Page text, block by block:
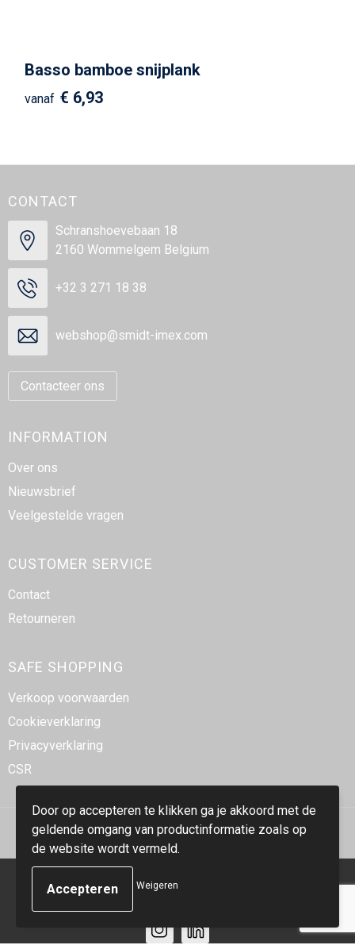
Basso bamboe snijplank
vanaf € 6,93
CONTACT
Schranshoevebaan 18
2160 Wommelgem Belgium
+32 3 271 18 38
webshop@smidt-imex.com
Contacteer ons
INFORMATION
Over ons
Nieuwsbrief
Veelgestelde vragen
CUSTOMER SERVICE
Contact
Retourneren
SAFE SHOPPING
Verkoop voorwaarden
Cookieverklaring
Privacyverklaring
CSR
© Copyright Smidt-Imex 2023
Door op accepteren te klikken ga je akkoord met de
geldende omgang van productinformatie zoals op
de website wordt vermeld.
Weigeren